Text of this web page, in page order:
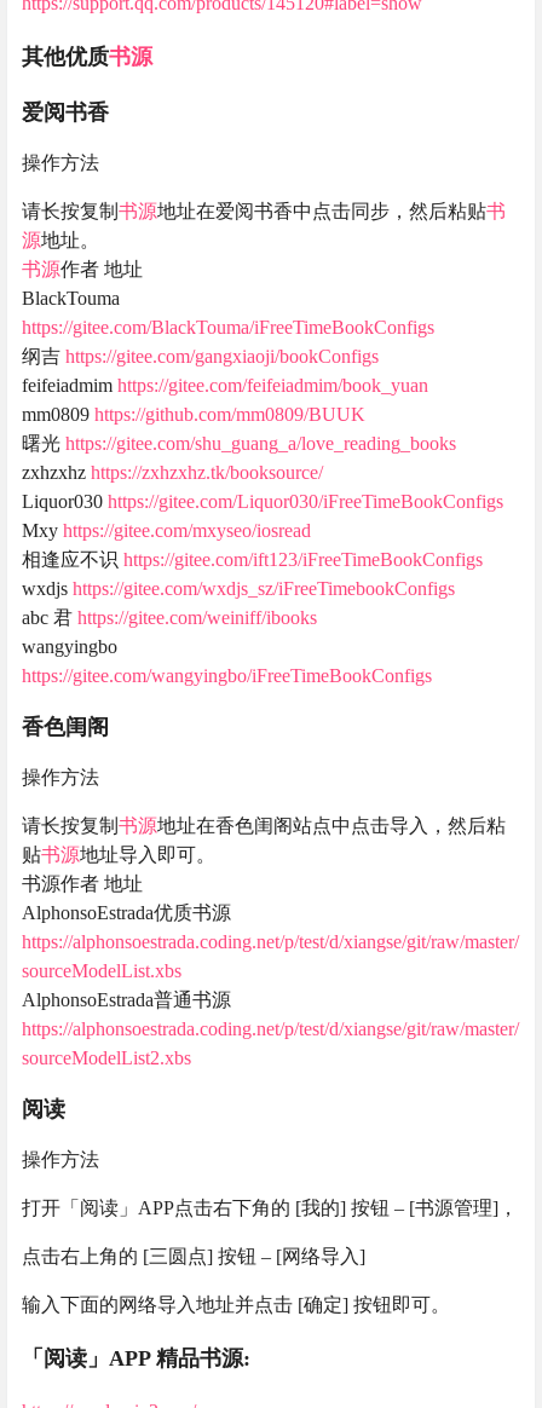
其他优质书源
爱阅书香
操作方法
请长按复制 书源地址在爱阅书香中点击同步，然后粘贴书
源地址。
书源作者 地址
BlackTouma
https://gitee.com/BlackTouma/iFreeTimeBookConfigs
纲吉 https://gitee.com/gangxiaoji/bookConfigs
feifeiadmim https://gitee.com/feifeiadmim/book_yuan
mm0809 https://github.com/mm0809/BUUK
曙光 https://gitee.com/shu_guang_a/love_reading_books
zxhzxhz https://zxhzxhz.tk/booksource/
Liquor030 https://gitee.com/Liquor030/iFreeTimeBookConfigs
Mxy https://gitee.com/mxyseo/iosread
相逢应不识 https://gitee.com/ift123/iFreeTimeBookConfigs
wxdjs https://gitee.com/wxdjs_sz/iFreeTimebookConfigs
abc 君 https://gitee.com/weiniff/ibooks
wangyingbo
https://gitee.com/wangyingbo/iFreeTimeBookConfigs
香色闺阁
操作方法
请长按复制 书源地址在香色闺阁站点中点击导入，然后粘
贴书源地址导入即可。
书源作者 地址
AlphonsoEstrada优质书源
https://alphonsoestrada.coding.net/p/test/d/xiangse/git/raw/master/
sourceModelList.xbs
AlphonsoEstrada普通书源
https://alphonsoestrada.coding.net/p/test/d/xiangse/git/raw/master/
sourceModelList2.xbs
阅读
操作方法
打开「阅读」APP点击右下角的 [我的] 按钮 – [书源管理]，
点击右上角的 [三圆点] 按钮 – [网络导入]
输入下面的网络导入地址并点击 [确定] 按钮即可。
「阅读」APP 精品书源: